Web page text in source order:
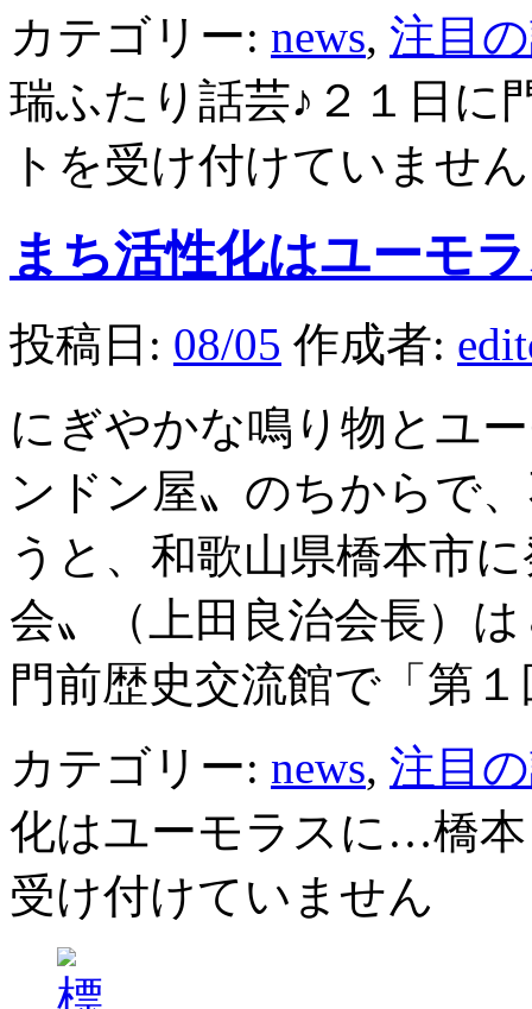
カテゴリー: news, 注目
瑞ふたり話芸♪２１日に
トを受け付けていません
まち活性化はユーモ
投稿日: 08/05 作成者:
にぎやかな鳴り物とユ
ンドン屋〟のちからで
うと、和歌山県橋本市
会〟（上田良治会長）
門前歴史交流館で「第
カテゴリー: news, 注目
化はユーモラスに…橋
受け付けていません